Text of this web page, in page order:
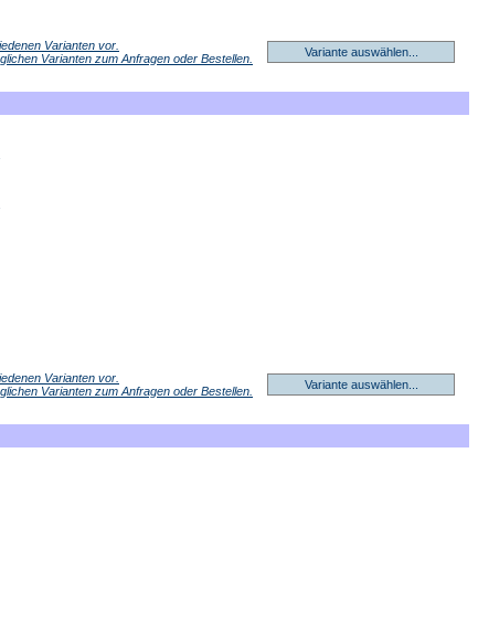
Varianten vor.
Varianten zum Anfragen oder Bestellen.
Variante auswählen...
Varianten vor.
Varianten zum Anfragen oder Bestellen.
Variante auswählen...